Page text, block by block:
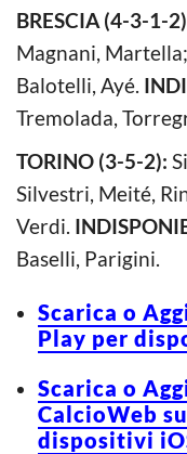
BRESCIA (4-3-1-
Magnani,
Balotelli, Ayé.
Tremolada,
TORINO (3-5-2):
Silvestri, Meité,
Verdi.
Baselli, Parigini.
Scarica o
Play per
Scarica o
CalcioWeb
dispositivi